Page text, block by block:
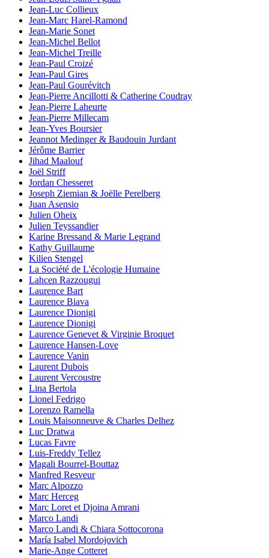
Jean-Luc Collieux
Jean-Marc Harel-Ramond
Jean-Marie Sonet
Jean-Michel Bellot
Jean-Michel Treille
Jean-Paul Croizé
Jean-Paul Gires
Jean-Paul Gourévitch
Jean-Pierre Ancillotti & Catherine Coudray
Jean-Pierre Laheurte
Jean-Pierre Millecam
Jean-Yves Boursier
Jeannot Medinger & Baudouin Jurdant
Jérôme Barrier
Jihad Maalouf
Joël Striff
Jordan Chesseret
Joseph Ziemian & Joëlle Perelberg
Juan Asensio
Julien Oheix
Julien Teyssandier
Karine Bressand & Marie Legrand
Kathy Guillaume
Kilien Stengel
La Société de L'écologie Humaine
Lahcen Razzougui
Laurence Bart
Laurence Biava
Laurence Dionigi
Laurence Dionigi
Laurence Genevet & Virginie Broquet
Laurence Hansen-Love
Laurence Vanin
Laurent Dubois
Laurent Vercoustre
Lina Bertola
Lionel Fedrigo
Lorenzo Ramella
Louis Maisonneuve & Charles Delhez
Luc Dratwa
Lucas Favre
Luis-Freddy Tellez
Magali Bourrel-Bouttaz
Manfred Resveur
Marc Alpozzo
Marc Herceg
Marc Loret et Djoina Amrani
Marco Landi
Marco Landi & Chiara Sottocorona
María Isabel Mordojovich
Marie-Ange Cotteret